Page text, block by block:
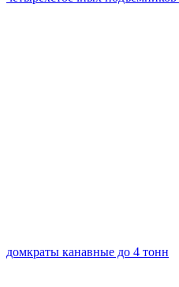
домкраты канавные до 4 тонн